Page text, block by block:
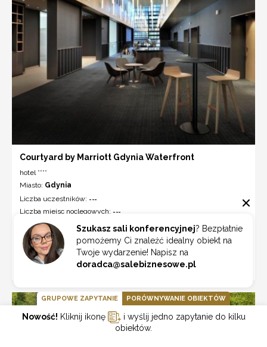
Courtyard by Marriott Gdynia Waterfront
hotel ****
Miasto: Gdynia
Liczba uczestników: ---
Liczba miejsc noclegowych: ---
Luksusowy i elegancki Hotel Courtyard by Marriott Gdynia Waterfront
znajdujący się w sercu Gdyni oferuje nie tylko ...
ZOBACZ
Szukasz sali konferencyjnej? Bezpłatnie
pomożemy Ci znaleźć idealny obiekt na
Twoje wydarzenie! Napisz na
doradca@salebiznesowe.pl
GRUPOWE ZAPYTANIE PORÓWNYWANIE OBIEKTÓW
Nowość! Kliknij ikonę
i wyślij jedno zapytanie do kilku
obiektów.